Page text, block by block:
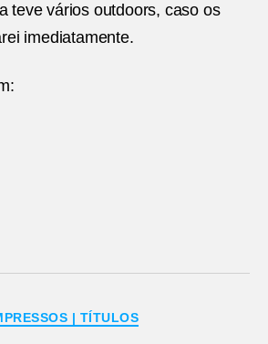
teve vários outdoors, caso os
imediatamente.
Categorias
| TÍTULOS